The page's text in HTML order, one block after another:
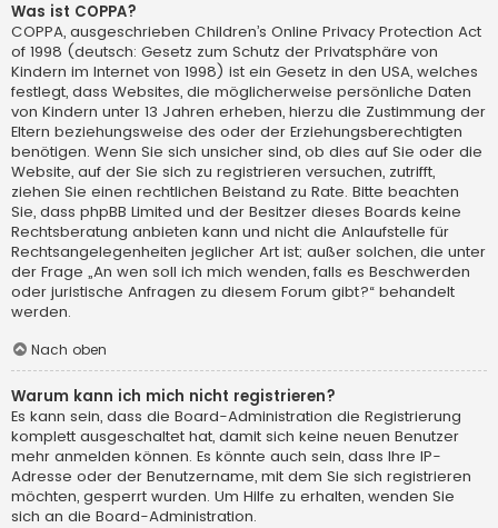
Was ist COPPA?
COPPA, ausgeschrieben Children’s Online Privacy Protection Act
of 1998 (deutsch: Gesetz zum Schutz der Privatsphäre von
Kindern im Internet von 1998) ist ein Gesetz in den USA, welches
festlegt, dass Websites, die möglicherweise persönliche Daten
von Kindern unter 13 Jahren erheben, hierzu die Zustimmung der
Eltern beziehungsweise des oder der Erziehungsberechtigten
benötigen. Wenn Sie sich unsicher sind, ob dies auf Sie oder die
Website, auf der Sie sich zu registrieren versuchen, zutrifft,
ziehen Sie einen rechtlichen Beistand zu Rate. Bitte beachten
Sie, dass phpBB Limited und der Besitzer dieses Boards keine
Rechtsberatung anbieten kann und nicht die Anlaufstelle für
Rechtsangelegenheiten jeglicher Art ist; außer solchen, die unter
der Frage „An wen soll ich mich wenden, falls es Beschwerden
oder juristische Anfragen zu diesem Forum gibt?“ behandelt
werden.
Nach oben
Warum kann ich mich nicht registrieren?
Es kann sein, dass die Board-Administration die Registrierung
komplett ausgeschaltet hat, damit sich keine neuen Benutzer
mehr anmelden können. Es könnte auch sein, dass Ihre IP-
Adresse oder der Benutzername, mit dem Sie sich registrieren
möchten, gesperrt wurden. Um Hilfe zu erhalten, wenden Sie
sich an die Board-Administration.